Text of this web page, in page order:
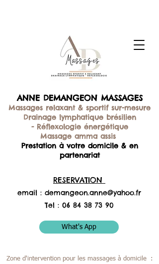
ANNE DEMANGEON MASSAGES
Massages relaxant & sportif sur-mesure
Drainage lymphatique brésilien
- Réflexologie énergétique
Massage amma assis
Prestation à votre domicile & en
partenariat
RESERVATION
email : demangeon.anne@yahoo.fr
Tel : 06 84 38 73 90
What's App
Zone d'intervention pour les massages à domicile :